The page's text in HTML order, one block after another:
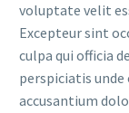
voluptate velit
Excepteur sint
culpa qui officia
perspiciatis
accusantium